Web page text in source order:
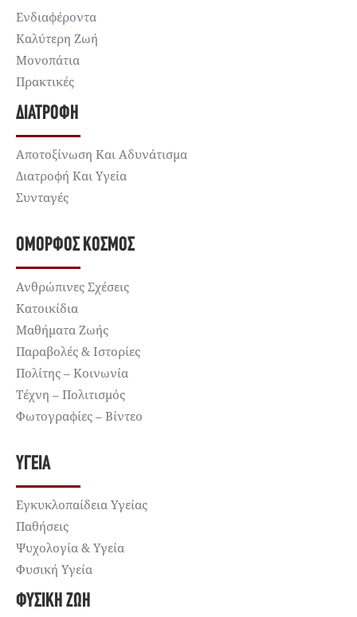
Ενδιαφέροντα
Καλύτερη Ζωή
Μονοπάτια
Πρακτικές
ΔΙΑΤΡΟΦΉ
Αποτοξίνωση Και Αδυνάτισμα
Διατροφή Και Υγεία
Συνταγές
ΌΜΟΡΦΟΣ ΚΌΣΜΟΣ
Ανθρώπινες Σχέσεις
Κατοικίδια
Μαθήματα Ζωής
Παραβολές & Ιστορίες
Πολίτης – Κοινωνία
Τέχνη – Πολιτισμός
Φωτογραφίες – Βίντεο
ΥΓΕΊΑ
Εγκυκλοπαίδεια Υγείας
Παθήσεις
Ψυχολογία & Υγεία
Φυσική Υγεία
ΦΥΣΙΚΉ ΖΩΉ